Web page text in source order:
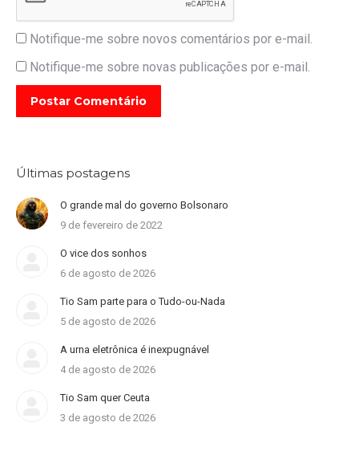
Notifique-me sobre novos comentários por e-mail.
Notifique-me sobre novas publicações por e-mail.
Postar Comentário
Últimas postagens
O grande mal do governo Bolsonaro
9 de fevereiro de 2022
O vice dos sonhos
6 de agosto de 2026
Tio Sam parte para o Tudo-ou-Nada
5 de agosto de 2026
A urna eletrônica é inexpugnável
4 de agosto de 2026
Tio Sam quer Ceuta
3 de agosto de 2026